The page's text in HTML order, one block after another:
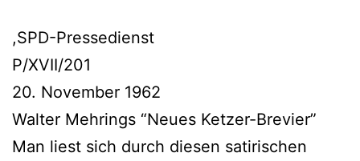
,SPD-Pressedienst
P/XVII/201
20. November 1962
Walter Mehrings “Neues Ketzer-Brevier”
Man liest sich durch diesen satirischen